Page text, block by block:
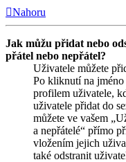
Nahoru
Jak můžu přidat nebo
přátel nebo nepřátel?
Uživatele můžete
Po kliknutí na jméno
profilem uživatele,
uživatele přidat do
můžete ve vašem
a nepřátelé“ přímo
vložením jejich
také odstranit